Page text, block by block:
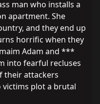
man who installs a
apartment. She
and they end up
horrific when they
Adam and ***
into fearful recluses
their attackers
victims plot a brutal